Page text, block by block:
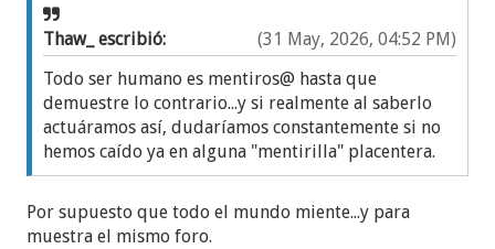
(31 May, 2026, 04:52 PM)
Thaw_ escribió:
Todo ser humano es mentiros@ hasta que
demuestre lo contrario...y si realmente al saberlo
actuáramos así, dudaríamos constantemente si no
hemos caído ya en alguna "mentirilla" placentera.
Por supuesto que todo el mundo miente...y para
muestra el mismo foro.